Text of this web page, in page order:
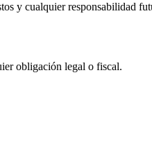
y cualquier responsabilidad
obligación legal o fiscal.